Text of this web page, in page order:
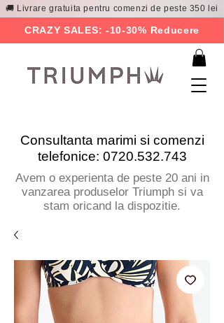
🚚 Livrare gratuita pentru comenzi de peste 350 lei
CRAZY SALES: -10-30% Reducere
Consultanta marimi si comenzi
telefonice: 0720.532.743
Avem o experienta de peste 20 ani in
vanzarea produselor Triumph si va
stam oricand la dispozitie.